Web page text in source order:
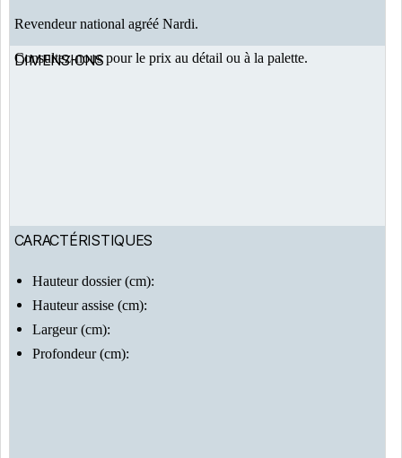
Revendeur national agréé Nardi.
Consultez-nous pour le prix au détail ou à la palette.
DIMENSIONS
Hauteur dossier (cm):
Hauteur assise (cm):
Largeur (cm):
Profondeur (cm):
CARACTÉRISTIQUES